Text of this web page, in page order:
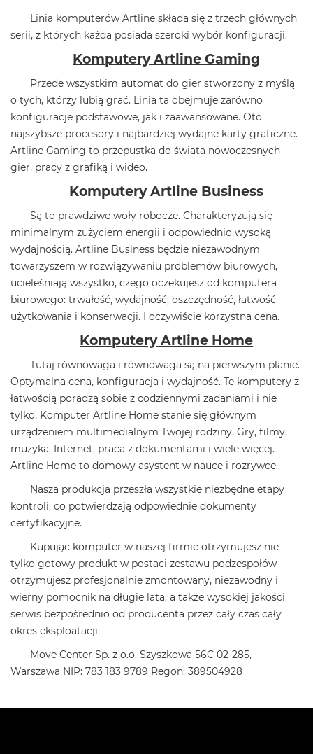
Linia komputerów Artline składa się z trzech głównych
serii, z których każda posiada szeroki wybór konfiguracji.
Komputery Artline Gaming
Przede wszystkim automat do gier stworzony z myślą
o tych, którzy lubią grać. Linia ta obejmuje zarówno
konfiguracje podstawowe, jak i zaawansowane. Oto
najszybsze procesory i najbardziej wydajne karty graficzne.
Artline Gaming to przepustka do świata nowoczesnych
gier, pracy z grafiką i wideo.
Komputery Artline Business
Są to prawdziwe woły robocze. Charakteryzują się
minimalnym zużyciem energii i odpowiednio wysoką
wydajnością. Artline Business będzie niezawodnym
towarzyszem w rozwiązywaniu problemów biurowych,
ucieleśniają wszystko, czego oczekujesz od komputera
biurowego: trwałość, wydajność, oszczędność, łatwość
użytkowania i konserwacji. I oczywiście korzystna cena.
Komputery Artline Home
Tutaj równowaga i równowaga są na pierwszym planie.
Optymalna cena, konfiguracja i wydajność. Te komputery z
łatwością poradzą sobie z codziennymi zadaniami i nie
tylko. Komputer Artline Home stanie się głównym
urządzeniem multimedialnym Twojej rodziny. Gry, filmy,
muzyka, Internet, praca z dokumentami i wiele więcej.
Artline Home to domowy asystent w nauce i rozrywce.
Nasza produkcja przeszła wszystkie niezbędne etapy
kontroli, co potwierdzają odpowiednie dokumenty
certyfikacyjne.
Kupując komputer w naszej firmie otrzymujesz nie
tylko gotowy produkt w postaci zestawu podzespołów -
otrzymujesz profesjonalnie zmontowany, niezawodny i
wierny pomocnik na długie lata, a także wysokiej jakości
serwis bezpośrednio od producenta przez cały czas cały
okres eksploatacji.
Move Center Sp. z o.o. Szyszkowa 56C 02-285,
Warszawa NIP: 783 183 9789 Regon: 389504928